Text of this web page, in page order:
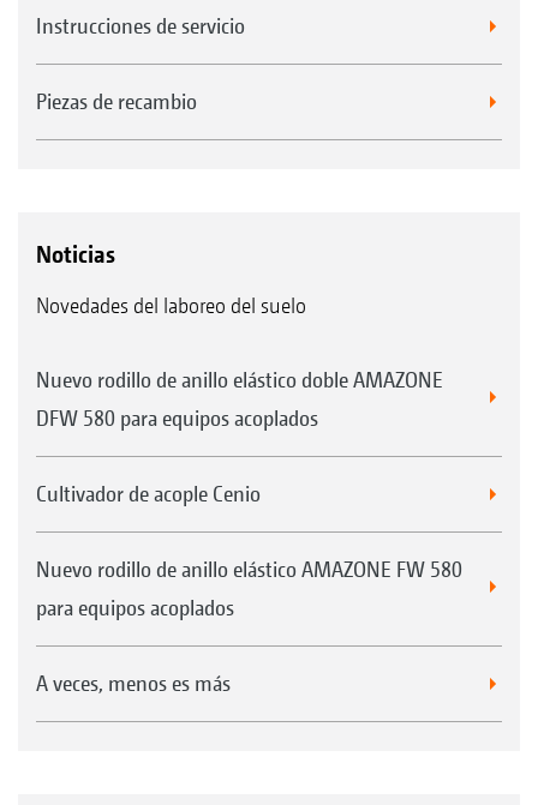
Instrucciones de servicio
Piezas de recambio
Noticias
Novedades del laboreo del suelo
Nuevo rodillo de anillo elástico doble AMAZONE
DFW 580 para equipos acoplados
Cultivador de acople Cenio
Nuevo rodillo de anillo elástico AMAZONE FW 580
para equipos acoplados
A veces, menos es más